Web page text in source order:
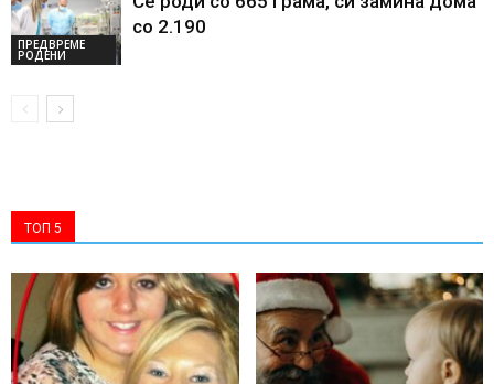
ПРЕДВРЕМЕ
РОДЕНИ
со 2.190
ТОП 5